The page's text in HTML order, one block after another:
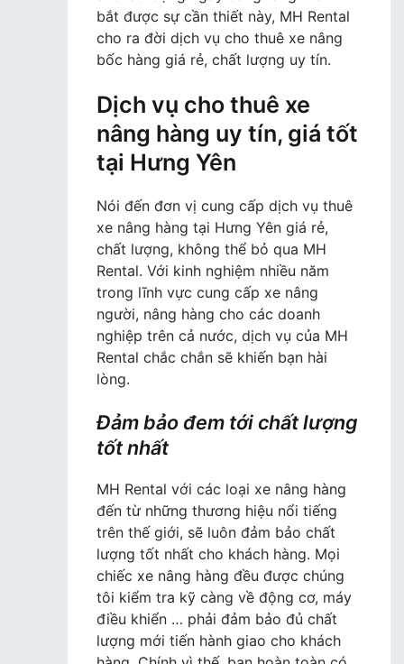
bắt được sự cần thiết này, MH Rental
cho ra đời dịch vụ cho thuê xe nâng
bốc hàng giá rẻ, chất lượng uy tín.
Dịch vụ cho thuê xe
nâng hàng uy tín, giá tốt
tại Hưng Yên
Nói đến đơn vị cung cấp dịch vụ thuê
xe nâng hàng tại Hưng Yên giá rẻ,
chất lượng, không thể bỏ qua MH
Rental. Với kinh nghiệm nhiều năm
trong lĩnh vực cung cấp xe nâng
người, nâng hàng cho các doanh
nghiệp trên cả nước, dịch vụ của MH
Rental chắc chắn sẽ khiến bạn hài
lòng.
Đảm bảo đem tới chất lượng
tốt nhất
MH Rental với các loại xe nâng hàng
đến từ những thương hiệu nổi tiếng
trên thế giới, sẽ luôn đảm bảo chất
lượng tốt nhất cho khách hàng. Mọi
chiếc xe nâng hàng đều được chúng
tôi kiểm tra kỹ càng về động cơ, máy
điều khiển … phải đảm bảo đủ chất
lượng mới tiến hành giao cho khách